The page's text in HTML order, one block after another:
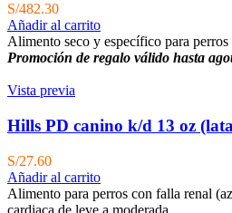
S/482.30
Añadir al carrito
Alimento seco y específico para
Promoción de regalo válido hasta
Vista previa
Hills PD canino k/d 13 oz
S/27.60
Añadir al carrito
Alimento para perros con falla renal
cardiaca de leve a moderada.